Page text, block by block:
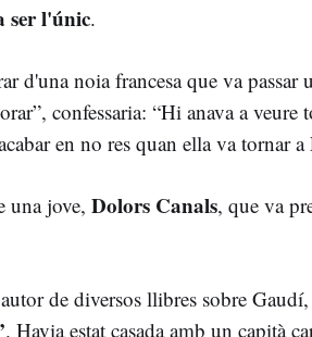
ser l'únic.
d'una noia francesa que va passar
confessaria: “Hi anava a veure
en no res quan ella va tornar a
una jove, Dolors Canals, que va
de diversos llibres sobre Gaudí,
. Havia estat casada amb un capità